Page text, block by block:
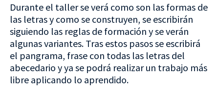
Durante el taller se verá como son las formas de
las letras y como se construyen, se escribirán
siguiendo las reglas de formación y se verán
algunas variantes. Tras estos pasos se escribirá
el pangrama, frase con todas las letras del
abecedario y ya se podrá realizar un trabajo más
libre aplicando lo aprendido.